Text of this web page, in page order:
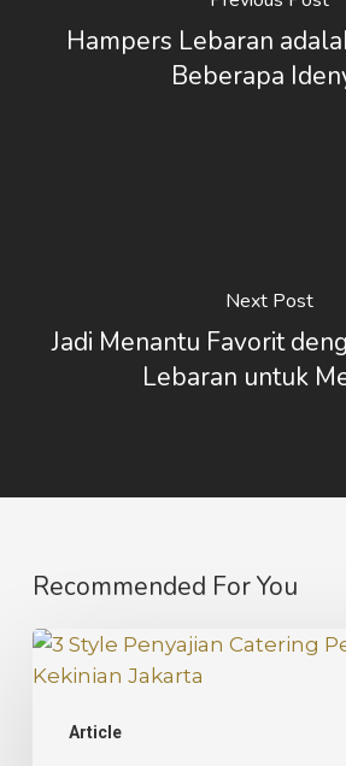
Hampers Lebaran
Beberapa
Next Post
Jadi Menantu Favorit
Lebaran untuk
Recommended For You
Article
3
Style
Catering